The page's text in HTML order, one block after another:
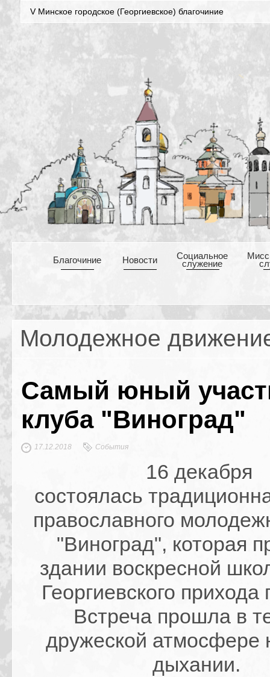
V Минское городское (Георгиевское) благочиние
Благочиние Новости Cоциальное
служение
Молодежное
Самый юный
клуба "Виноград"
17.12.2018 События
16 декабря
состоялась
православного
"Виноград", которая
здании воскресной
Георгиевского прихода
Встреча прошла в
дружеской атмосфере
дыхании.